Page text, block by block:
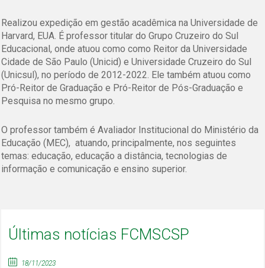
Realizou expedição em gestão acadêmica na Universidade de
Harvard, EUA. É professor titular do Grupo Cruzeiro do Sul
Educacional, onde atuou como como Reitor da Universidade
Cidade de São Paulo (Unicid) e Universidade Cruzeiro do Sul
(Unicsul), no período de 2012-2022. Ele também atuou como
Pró-Reitor de Graduação e Pró-Reitor de Pós-Graduação e
Pesquisa no mesmo grupo.
O professor também é Avaliador Institucional do Ministério da
Educação (MEC), atuando, principalmente, nos seguintes
temas: educação, educação a distância, tecnologias de
informação e comunicação e ensino superior.
Últimas notícias FCMSCSP
18/11/2023